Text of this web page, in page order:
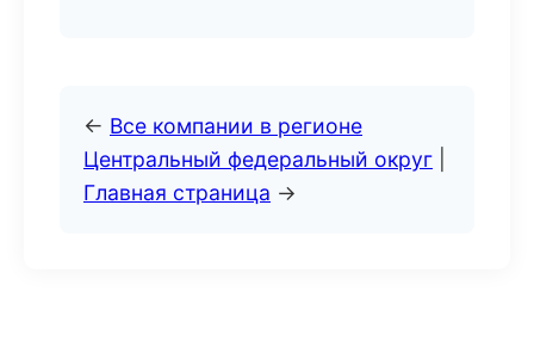
← Все компании в регионе
Центральный федеральный округ
Главная страница →